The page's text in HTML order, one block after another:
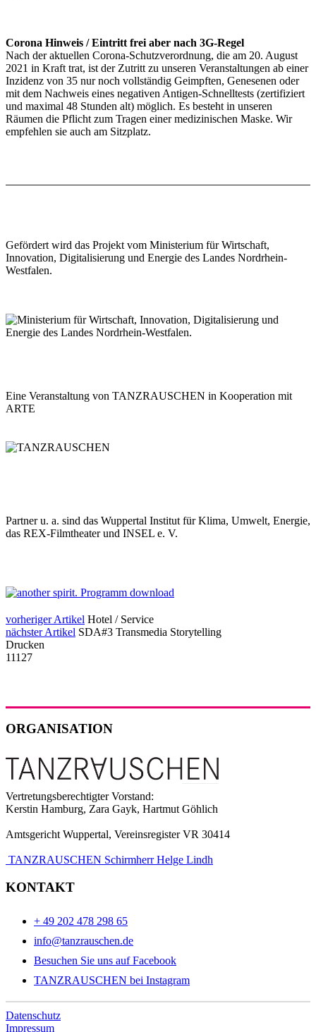
Corona Hinweis / Eintritt frei aber nach 3G-Regel
Nach der aktuellen Corona-Schutzverordnung, die am 20. August
2021 in Kraft trat, ist der Zutritt zu unseren Veranstaltungen ab einer
Inzidenz von 35 nur noch vollständig Geimpften, Genesenen oder
mit dem Nachweis eines negativen Antigen-Schnelltests (zertifiziert
und maximal 48 Stunden alt) möglich. Es besteht in unseren
Räumen die Pflicht zum Tragen einer medizinischen Maske. Wir
empfehlen sie auch am Sitzplatz.
Gefördert wird das Projekt vom Ministerium für Wirtschaft,
Innovation, Digitalisierung und Energie des Landes Nordrhein-
Westfalen.
Eine Veranstaltung von TANZRAUSCHEN in Kooperation mit
ARTE
Partner u. a. sind das Wuppertal Institut für Klima, Umwelt, Energie,
das REX-Filmtheater und INSEL e. V.
vorheriger Artikel Hotel / Service
nächster Artikel SDA#3 Transmedia Storytelling
Drucken
11127
ORGANISATION
Vertretungsberechtigter Vorstand:
Kerstin Hamburg, Zara Gayk, Hartmut Göhlich
Amtsgericht Wuppertal, Vereinsregister VR 30414
TANZRAUSCHEN Schirmherr Helge Lindh
KONTAKT
+ 49 202 478 298 65
info@tanzrauschen.de
Besuchen Sie uns auf Facebook
TANZRAUSCHEN bei Instagram
Datenschutz
Impressum